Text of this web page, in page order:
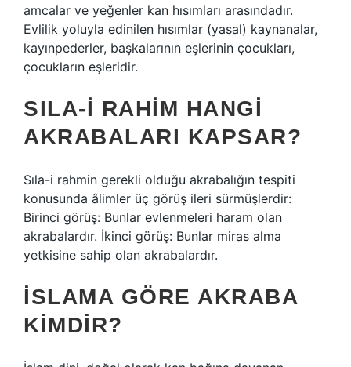
amcalar ve yeğenler kan hısımları arasındadır.
Evlilik yoluyla edinilen hısımlar (yasal) kaynanalar,
kayınpederler, başkalarının eşlerinin çocukları,
çocukların eşleridir.
SILA-I RAHIM HANGI
AKRABALARI KAPSAR?
Sıla-i rahmin gerekli olduğu akrabalığın tespiti
konusunda âlimler üç görüş ileri sürmüşlerdir:
Birinci görüş: Bunlar evlenmeleri haram olan
akrabalardır. İkinci görüş: Bunlar miras alma
yetkisine sahip olan akrabalardır.
İSLAMA GÖRE AKRABA
KIMDIR?